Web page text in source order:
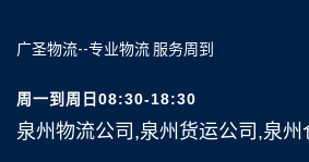
广圣物流--专业物流 服务周到
周一到周日08:30-18:30
泉州物流公司,泉州货运公司,泉州